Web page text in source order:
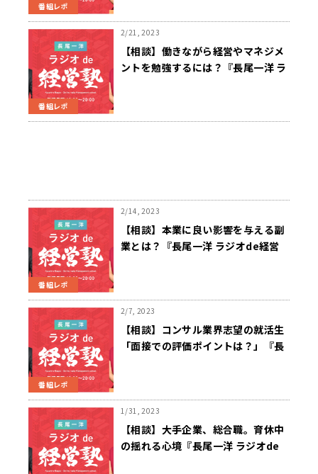
番組レポ
番組レポ
2/21, 2023
【相談】働きながら経営やマネジメ
ントを勉強するには？『長尾一洋 ラ
番組レポ
2/14, 2023
【相談】本業に良い影響を与える副
業とは？『長尾一洋 ラジオde経営
番組レポ
2/7, 2023
【相談】コンサル業界志望の就活生
「面接での評価ポイントは？」『長
1/31, 2023
【相談】大手企業、総合職。育休中
の揺れる心境『長尾一洋 ラジオde